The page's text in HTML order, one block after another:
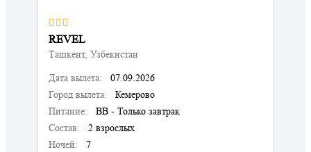
REVEL
Ташкент, Узбекистан
Дата вылета:
07.09.2026
Город вылета:
Кемерово
Питание:
BB - Только завтрак
Состав:
2 взрослых
Ночей:
7